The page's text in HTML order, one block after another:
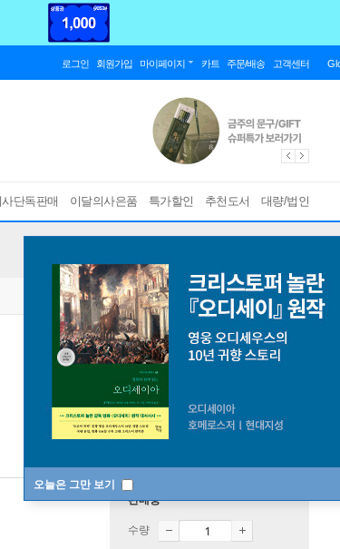
로그인 회원가입 마이페이지 카트 주문/배송 고객센터
단독판매 이달의사은품 특가할인 추천도서 대량/법인
오늘은 그만 보기
판매중
수량